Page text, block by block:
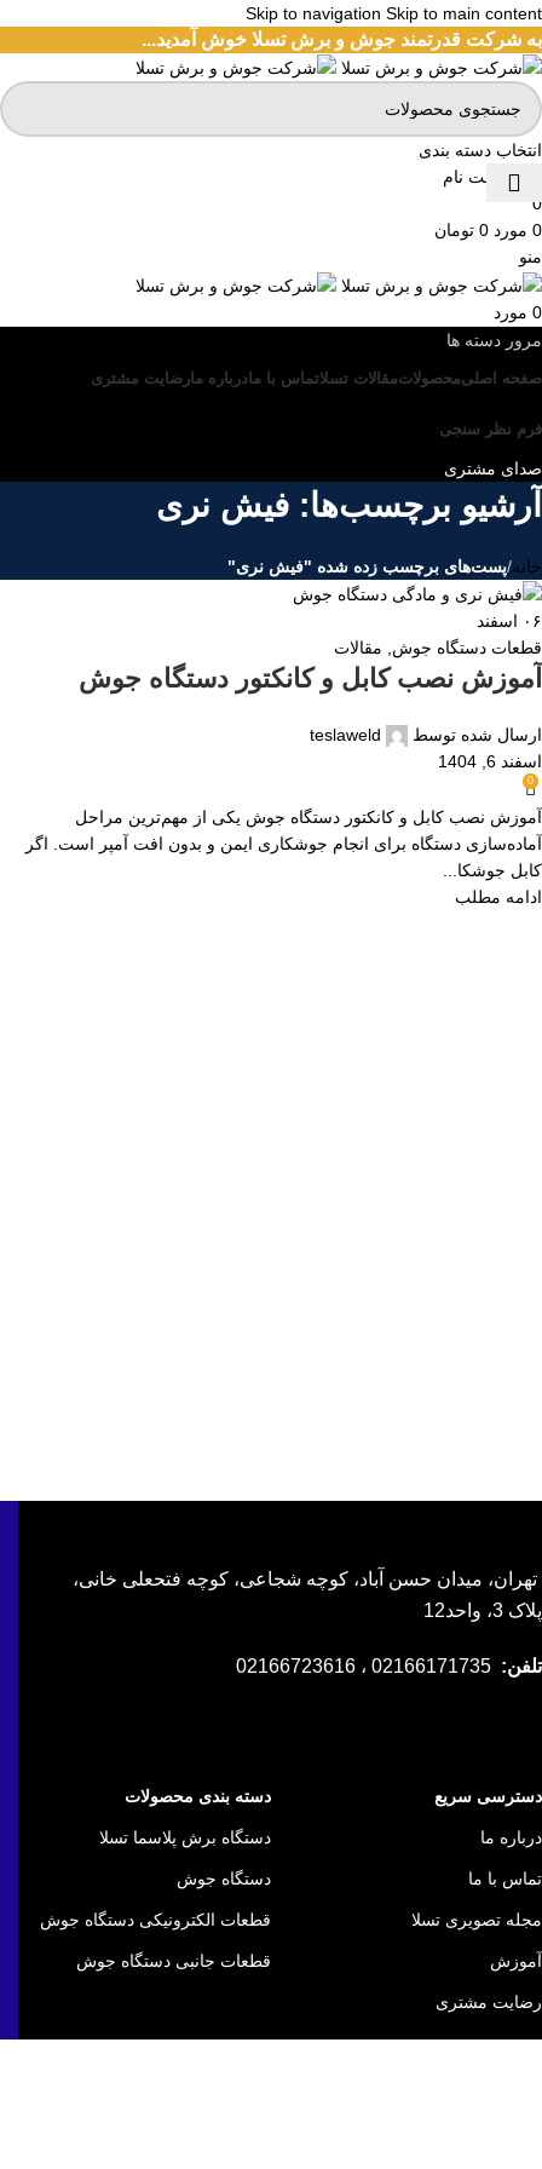
Skip to navigation Skip to main content
به شرکت قدرتمند جوش و برش تسلا خوش آمدید...
انتخاب دسته بندی
ورود / ثبت نام
0
0 مورد 0 تومان
منو
0 مورد
مرور دسته ها
صفحه اصلیمحصولاتمقالات تسلاتماس با مادرباره مارضایت مشتری
فرم نظر سنجی
صدای مشتری
آرشیو برچسب‌ها: فیش نری
خانه/پست‌های برچسب زده شده "فیش نری"
۰۶ اسفند
قطعات دستگاه جوش
مقالات
آموزش نصب کابل و کانکتور دستگاه جوش
ارسال شده توسط
teslaweld
اسفند 6, 1404
0
آموزش نصب کابل و کانکتور دستگاه جوش یکی از مهم‌ترین مراحل
آماده‌سازی دستگاه برای انجام جوشکاری ایمن و بدون افت آمپر است. اگر
کابل جوشکا...
ادامه مطلب
تهران، میدان حسن آباد، کوچه شجاعی، کوچه فتحعلی خانی،
پلاک 3، واحد12
تلفن:
دسترسی سریع
درباره ما
تماس با ما
مجله تصویری تسلا
آموزش
رضایت مشتری
دسته بندی محصولات
دستگاه برش پلاسما تسلا
دستگاه جوش
قطعات الکترونیکی دستگاه جوش
قطعات جانبی دستگاه جوش